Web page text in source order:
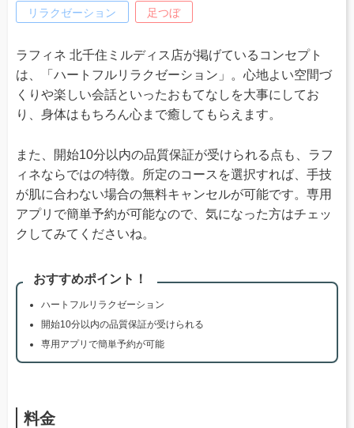
リラクゼーション 足つぼ
ラフィネ 北千住ミルディス店が掲げているコンセプト
は、「ハートフルリラクゼーション」。心地よい空間づ
くりや楽しい会話といったおもてなしを大事にしてお
り、身体はもちろん心まで癒してもらえます。
また、開始10分以内の品質保証が受けられる点も、ラフ
ィネならではの特徴。所定のコースを選択すれば、手技
が肌に合わない場合の無料キャンセルが可能です。専用
アプリで簡単予約が可能なので、気になった方はチェッ
クしてみてくださいね。
おすすめポイント！
ハートフルリラクゼーション
開始10分以内の品質保証が受けられる
専用アプリで簡単予約が可能
料金